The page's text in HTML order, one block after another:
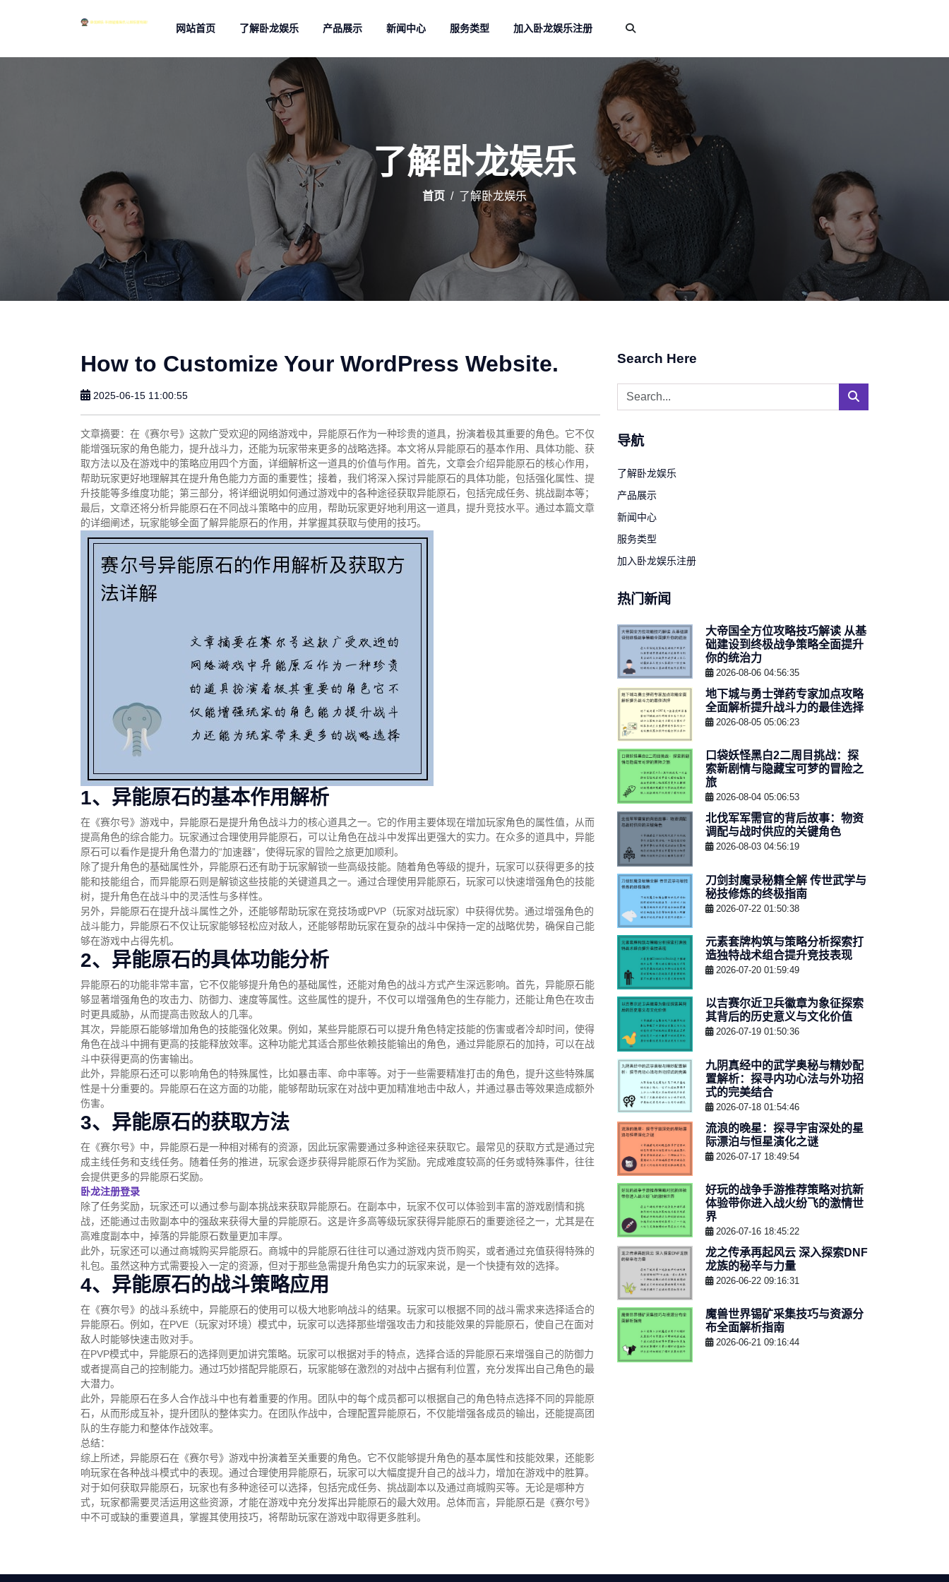
网站首页 了解卧龙娱乐 产品展示 新闻中心 服务类型 加入卧龙娱乐注册
了解卧龙娱乐
首页 了解卧龙娱乐
How to Customize Your WordPress Website.
2025-06-15 11:00:55
文章摘要：在《赛尔号》这款广受欢迎的网络游戏中，异能原石作为一种珍贵的道具，扮演着极其重要的角色。它不仅
能增强玩家的角色能力，提升战斗力，还能为玩家带来更多的战略选择。本文将从异能原石的基本作用、具体功能、获
取方法以及在游戏中的策略应用四个方面，详细解析这一道具的价值与作用。首先，文章会介绍异能原石的核心作用，
帮助玩家更好地理解其在提升角色能力方面的重要性；接着，我们将深入探讨异能原石的具体功能，包括强化属性、提
升技能等多维度功能；第三部分，将详细说明如何通过游戏中的各种途径获取异能原石，包括完成任务、挑战副本等；
最后，文章还将分析异能原石在不同战斗策略中的应用，帮助玩家更好地利用这一道具，提升竞技水平。通过本篇文章
的详细阐述，玩家能够全面了解异能原石的作用，并掌握其获取与使用的技巧。
1、异能原石的基本作用解析
在《赛尔号》游戏中，异能原石是提升角色战斗力的核心道具之一。它的作用主要体现在增加玩家角色的属性值，从而
提高角色的综合能力。玩家通过合理使用异能原石，可以让角色在战斗中发挥出更强大的实力。在众多的道具中，异能
原石可以看作是提升角色潜力的“加速器”，使得玩家的冒险之旅更加顺利。
除了提升角色的基础属性外，异能原石还有助于玩家解锁一些高级技能。随着角色等级的提升，玩家可以获得更多的技
能和技能组合，而异能原石则是解锁这些技能的关键道具之一。通过合理使用异能原石，玩家可以快速增强角色的技能
树，提升角色在战斗中的灵活性与多样性。
另外，异能原石在提升战斗属性之外，还能够帮助玩家在竞技场或PVP（玩家对战玩家）中获得优势。通过增强角色的
战斗能力，异能原石不仅让玩家能够轻松应对敌人，还能够帮助玩家在复杂的战斗中保持一定的战略优势，确保自己能
够在游戏中占得先机。
2、异能原石的具体功能分析
异能原石的功能非常丰富，它不仅能够提升角色的基础属性，还能对角色的战斗方式产生深远影响。首先，异能原石能
够显著增强角色的攻击力、防御力、速度等属性。这些属性的提升，不仅可以增强角色的生存能力，还能让角色在攻击
时更具威胁，从而提高击败敌人的几率。
其次，异能原石能够增加角色的技能强化效果。例如，某些异能原石可以提升角色特定技能的伤害或者冷却时间，使得
角色在战斗中拥有更高的技能释放效率。这种功能尤其适合那些依赖技能输出的角色，通过异能原石的加持，可以在战
斗中获得更高的伤害输出。
此外，异能原石还可以影响角色的特殊属性，比如暴击率、命中率等。对于一些需要精准打击的角色，提升这些特殊属
性是十分重要的。异能原石在这方面的功能，能够帮助玩家在对战中更加精准地击中敌人，并通过暴击等效果造成额外
伤害。
3、异能原石的获取方法
在《赛尔号》中，异能原石是一种相对稀有的资源，因此玩家需要通过多种途径来获取它。最常见的获取方式是通过完
成主线任务和支线任务。随着任务的推进，玩家会逐步获得异能原石作为奖励。完成难度较高的任务或特殊事件，往往
会提供更多的异能原石奖励。
卧龙注册登录
除了任务奖励，玩家还可以通过参与副本挑战来获取异能原石。在副本中，玩家不仅可以体验到丰富的游戏剧情和挑
战，还能通过击败副本中的强敌来获得大量的异能原石。这是许多高等级玩家获得异能原石的重要途径之一，尤其是在
高难度副本中，掉落的异能原石数量更加丰厚。
此外，玩家还可以通过商城购买异能原石。商城中的异能原石往往可以通过游戏内货币购买，或者通过充值获得特殊的
礼包。虽然这种方式需要投入一定的资源，但对于那些急需提升角色实力的玩家来说，是一个快捷有效的选择。
4、异能原石的战斗策略应用
在《赛尔号》的战斗系统中，异能原石的使用可以极大地影响战斗的结果。玩家可以根据不同的战斗需求来选择适合的
异能原石。例如，在PVE（玩家对环境）模式中，玩家可以选择那些增强攻击力和技能效果的异能原石，使自己在面对
敌人时能够快速击败对手。
在PVP模式中，异能原石的选择则更加讲究策略。玩家可以根据对手的特点，选择合适的异能原石来增强自己的防御力
或者提高自己的控制能力。通过巧妙搭配异能原石，玩家能够在激烈的对战中占据有利位置，充分发挥出自己角色的最
大潜力。
此外，异能原石在多人合作战斗中也有着重要的作用。团队中的每个成员都可以根据自己的角色特点选择不同的异能原
石，从而形成互补，提升团队的整体实力。在团队作战中，合理配置异能原石，不仅能增强各成员的输出，还能提高团
队的生存能力和整体作战效率。
总结：
综上所述，异能原石在《赛尔号》游戏中扮演着至关重要的角色。它不仅能够提升角色的基本属性和技能效果，还能影
响玩家在各种战斗模式中的表现。通过合理使用异能原石，玩家可以大幅度提升自己的战斗力，增加在游戏中的胜算。
对于如何获取异能原石，玩家也有多种途径可以选择，包括完成任务、挑战副本以及通过商城购买等。无论是哪种方
式，玩家都需要灵活运用这些资源，才能在游戏中充分发挥出异能原石的最大效用。总体而言，异能原石是《赛尔号》
中不可或缺的重要道具，掌握其使用技巧，将帮助玩家在游戏中取得更多胜利。
Search Here
导航
了解卧龙娱乐
产品展示
新闻中心
服务类型
加入卧龙娱乐注册
热门新闻
大帝国全方位攻略技巧解读 从基
础建设到终极战争策略全面提升
你的统治力
2026-08-06 04:56:35
地下城与勇士弹药专家加点攻略
全面解析提升战斗力的最佳选择
2026-08-05 05:06:23
口袋妖怪黑白2二周目挑战：探
索新剧情与隐藏宝可梦的冒险之
旅
2026-08-04 05:06:53
北伐军军需官的背后故事：物资
调配与战时供应的关键角色
2026-08-03 04:56:19
刀剑封魔录秘籍全解 传世武学与
秘技修炼的终极指南
2026-07-22 01:50:38
元素套牌构筑与策略分析探索打
造独特战术组合提升竞技表现
2026-07-20 01:59:49
以吉赛尔近卫兵徽章为象征探索
其背后的历史意义与文化价值
2026-07-19 01:50:36
九阴真经中的武学奥秘与精妙配
置解析：探寻内功心法与外功招
式的完美结合
2026-07-18 01:54:46
流浪的晚星：探寻宇宙深处的星
际漂泊与恒星演化之谜
2026-07-17 18:49:54
好玩的战争手游推荐策略对抗新
体验带你进入战火纷飞的激情世
界
2026-07-16 18:45:22
龙之传承再起风云 深入探索DNF
龙族的秘辛与力量
2026-06-22 09:16:31
魔兽世界锡矿采集技巧与资源分
布全面解析指南
2026-06-21 09:16:44